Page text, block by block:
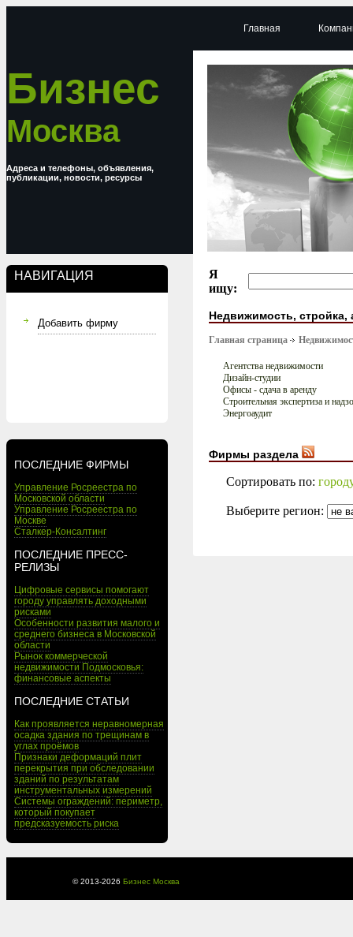
Бизнес
Москва
Адреса и телефоны, объявления,
публикации, новости, ресурсы
НАВИГАЦИЯ
Добавить фирму
ПОСЛЕДНИЕ ФИРМЫ
Управление Росреестра по
Московской области
Управление Росреестра по
Москве
Сталкер-Консалтинг
ПОСЛЕДНИЕ ПРЕСС-
РЕЛИЗЫ
Цифровые сервисы помогают
городу управлять доходными
рисками
Особенности развития малого и
среднего бизнеса в Московской
области
Рынок коммерческой
недвижимости Подмосковья:
финансовые аспекты
ПОСЛЕДНИЕ СТАТЬИ
Как проявляется неравномерная
осадка здания по трещинам в
углах проёмов
Признаки деформаций плит
перекрытия при обследовании
зданий по результатам
инструментальных измерений
Системы ограждений: периметр,
который покупает
предсказуемость риска
Главная
Я
ищу:
Недвижимость, стройка,
Главная страница
Агентства недвижимости
Дизайн-студии
Офисы - сдача в аренду
Строительная экспертиза и
Энергоаудит
Фирмы раздела
Сортировать по:
Выберите регион:
© 2013-2026 Бизнес Москва